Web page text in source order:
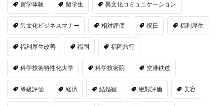
留学体験 留学生 異文化コミュニケーション
異文化ビジネスマナー 相対評価 祝日 福利厚生
福利厚生改善 福岡 福岡旅行
科学技術特性化大学 科学技術院 空港鉄道
等級評価 経済 結婚観 絶対評価 美容